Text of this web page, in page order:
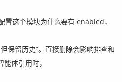
置这个模块为什么要有 enabled，
保留历史”。直接删除会影响排查和
体引用时，